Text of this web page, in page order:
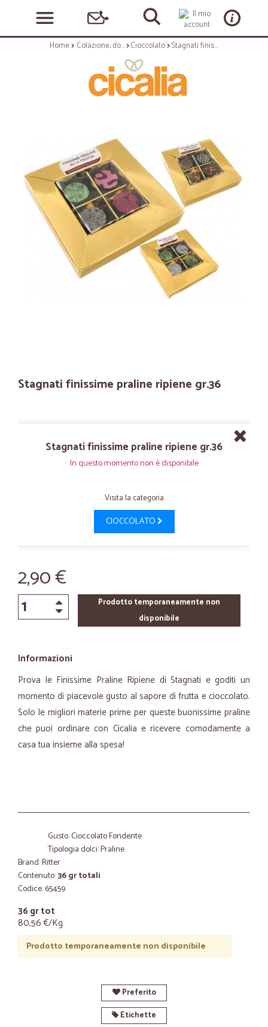
Home Colazione, dolciumi e snack Cioccolato Stagnati finissime praline ripiene gr.36
Stagnati finissime praline ripiene gr.36
Stagnati finissime praline ripiene gr.36
In questo momento non è disponibile
Visita la categoria
CIOCCOLATO
2,90 €
Prodotto temporaneamente non
disponibile
Informazioni
Prova le Finissime Praline Ripiene di Stagnati e goditi un
momento di piacevole gusto al sapore di frutta e cioccolato.
Solo le migliori materie prime per queste buonissime praline
che puoi ordinare con Cicalia e ricevere comodamente a
casa tua insieme alla spesa!
Gusto: Cioccolato Fondente
Tipologia dolci: Praline
Brand: Ritter
Contenuto:36 gr totali
Codice: 65459
36 gr tot
80,56 €/Kg
Prodotto temporaneamente non disponibile
Preferito
Etichette